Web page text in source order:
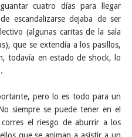
cuatro días para llegar
escandalizarse dejaba de ser
(algunas caritas de la sala
que se extendía a los pasillos,
todavía en estado de shock, lo
pero lo es todo para un
siempre se puede tener en el
el riesgo de aburrir a los
que se animan a asistir a un